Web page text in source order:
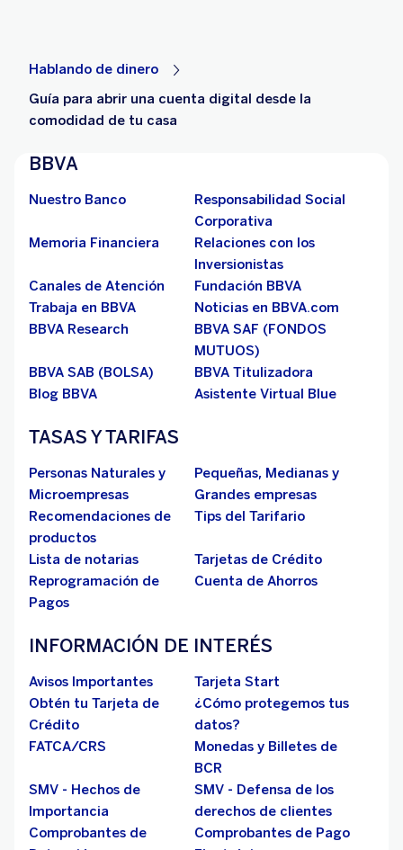
Hablando de dinero
Guía para abrir una cuenta digital desde la
comodidad de tu casa
BBVA
Nuestro Banco
Responsabilidad Social
Corporativa
Memoria Financiera
Relaciones con los
Inversionistas
Canales de Atención
Fundación BBVA
Trabaja en BBVA
Noticias en BBVA.com
BBVA Research
BBVA SAF (FONDOS
MUTUOS)
BBVA SAB (BOLSA)
BBVA Titulizadora
Blog BBVA
Asistente Virtual Blue
TASAS Y TARIFAS
Personas Naturales y
Microempresas
Pequeñas, Medianas y
Grandes empresas
Recomendaciones de
productos
Tips del Tarifario
Lista de notarias
Tarjetas de Crédito
Reprogramación de
Pagos
Cuenta de Ahorros
INFORMACIÓN DE INTERÉS
Avisos Importantes
Tarjeta Start
Obtén tu Tarjeta de
Crédito
¿Cómo protegemos tus
datos?
FATCA/CRS
Monedas y Billetes de
BCR
SMV - Hechos de
Importancia
SMV - Defensa de los
derechos de clientes
Comprobantes de
Comprobantes de Pago